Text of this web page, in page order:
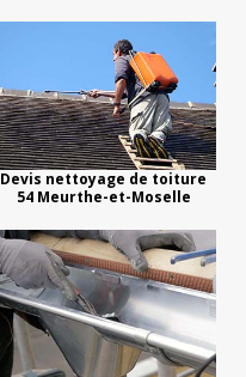
Devis nettoyage de toiture
54 Meurthe-et-Moselle